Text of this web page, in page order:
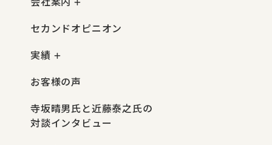
セカンドオピニオン
実績
お客様の声
寺坂晴男氏と近藤泰之氏の
対談インタビュー